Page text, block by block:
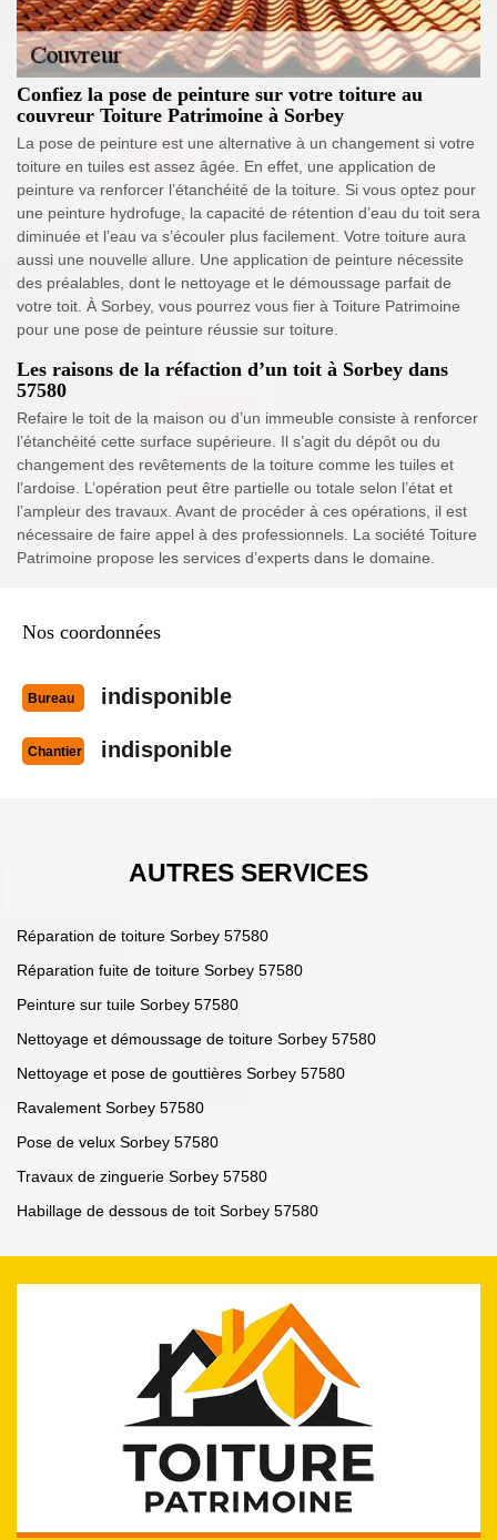
Confiez la pose de peinture sur votre toiture au
couvreur Toiture Patrimoine à Sorbey
La pose de peinture est une alternative à un changement si votre
toiture en tuiles est assez âgée. En effet, une application de
peinture va renforcer l’étanchéité de la toiture. Si vous optez pour
une peinture hydrofuge, la capacité de rétention d’eau du toit sera
diminuée et l’eau va s’écouler plus facilement. Votre toiture aura
aussi une nouvelle allure. Une application de peinture nécessite
des préalables, dont le nettoyage et le démoussage parfait de
votre toit. À Sorbey, vous pourrez vous fier à Toiture Patrimoine
pour une pose de peinture réussie sur toiture.
Les raisons de la réfaction d’un toit à Sorbey dans
57580
Refaire le toit de la maison ou d’un immeuble consiste à renforcer
l’étanchéité cette surface supérieure. Il s’agit du dépôt ou du
changement des revêtements de la toiture comme les tuiles et
l’ardoise. L’opération peut être partielle ou totale selon l’état et
l’ampleur des travaux. Avant de procéder à ces opérations, il est
nécessaire de faire appel à des professionnels. La société Toiture
Patrimoine propose les services d’experts dans le domaine.
Nos coordonnées
Bureau indisponible
Chantier indisponible
AUTRES SERVICES
Réparation de toiture Sorbey 57580
Réparation fuite de toiture Sorbey 57580
Peinture sur tuile Sorbey 57580
Nettoyage et démoussage de toiture Sorbey 57580
Nettoyage et pose de gouttières Sorbey 57580
Ravalement Sorbey 57580
Pose de velux Sorbey 57580
Travaux de zinguerie Sorbey 57580
Habillage de dessous de toit Sorbey 57580